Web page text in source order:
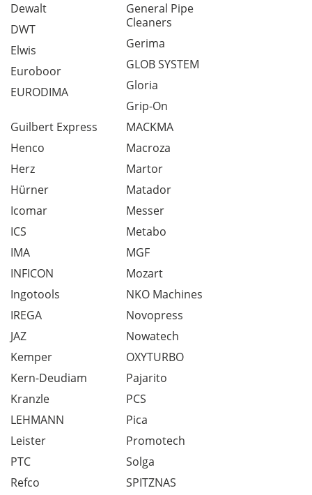
Dewalt
DWT
Elwis
Euroboor
EURODIMA
General Pipe
Cleaners
Gerima
GLOB SYSTEM
Gloria
Grip-On
Guilbert Express
Henco
Herz
Hürner
Icomar
ICS
IMA
INFICON
Ingotools
IREGA
JAZ
Kemper
Kern-Deudiam
Kranzle
LEHMANN
Leister
MACKMA
Macroza
Martor
Matador
Messer
Metabo
MGF
Mozart
NKO Machines
Novopress
Nowatech
OXYTURBO
Pajarito
PCS
Pica
Promotech
PTC
Refco
Solga
SPITZNAS